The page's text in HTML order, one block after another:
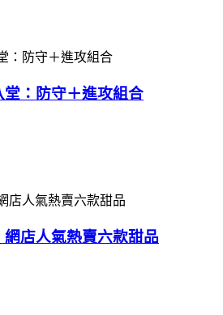
堂：防守＋進攻組合
網店人氣熱賣六款甜品